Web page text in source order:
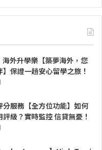
外升學樂【築夢海外，您
保證一趟安心留學之旅！
分服務【全方位功能】如何
級？實時監控 信貸無憂！